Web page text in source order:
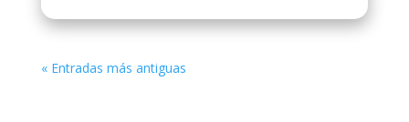
« Entradas más antiguas